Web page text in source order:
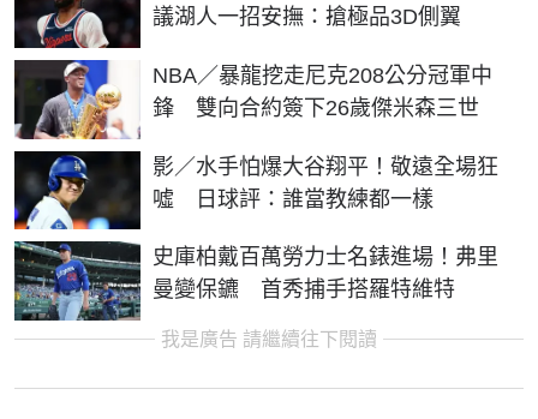
議湖人一招安撫：搶極品3D側翼
NBA／暴龍挖走尼克208公分冠軍中
鋒 雙向合約簽下26歲傑米森三世
影／水手怕爆大谷翔平！敬遠全場狂
噓 日球評：誰當教練都一樣
史庫柏戴百萬勞力士名錶進場！弗里
曼變保鑣 首秀捕手搭羅特維特
我是廣告 請繼續往下閱讀